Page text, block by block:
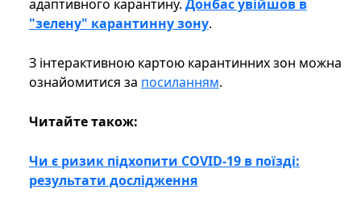
адаптивного карантину. Донбас увійшов в
"зелену" карантинну зону.
З інтерактивною картою карантинних зон можна
ознайомитися за посиланням.
Читайте також:
Чи є ризик підхопити COVID-19 в поїзді:
результати дослідження